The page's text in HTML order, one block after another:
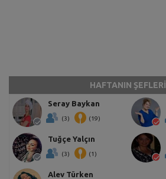
HAFTANIN ŞEFLERİ
Seray Baykan
(3) (19)
Tuğçe Yalçın
(3) (1)
Alev Türken